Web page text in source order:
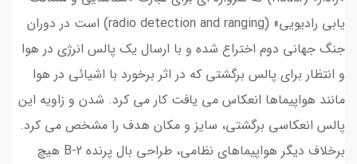
یابی رادیویی» (radio detection and ranging) است در دوران
جنگ جهانی دوم اختراع شده و با ارسال یک پالس انرژی در هوا
و انتظار برای پالس برگشتی که در اثر برخورد با اشیائی در هوا
مانند هواپیماها انعکاس می یافت کار می کرد. شدن و زاویه این
پالس انعکاسی برگشتی، سایز و مکان هدف را مشخص می کرد.
برخلاف دیگر هواپیماهای نظامی، طراحی بال پرنده B-2 هیچ